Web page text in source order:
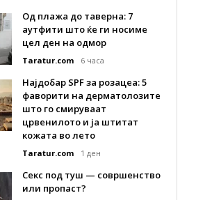
Од плажа до таверна: 7
аутфити што ќе ги носиме
цел ден на одмор
Taratur.com 6 часа
Најдобар SPF за розацеа: 5
фаворити на дерматолозите
што го смируваат
црвенилото и ја штитат
кожата во лето
Taratur.com 1 ден
Секс под туш — совршенство
или пропаст?